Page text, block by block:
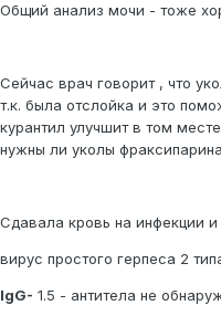
Общий анализ мочи - тоже
Сейчас врач говорит , что
т.к. была отслойка и это
курантил улучшит в том
нужны ли уколы
Сдавала кровь на инфекции и
вирус простого герпеса 2
IgG- 1.5 - антитела не